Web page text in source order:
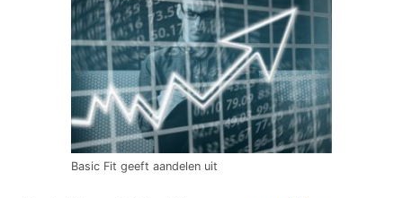
Basic Fit geeft aandelen uit